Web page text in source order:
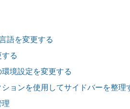
語を変更する
る
境設定を変更する
ョンを使用してサイドバーを整理